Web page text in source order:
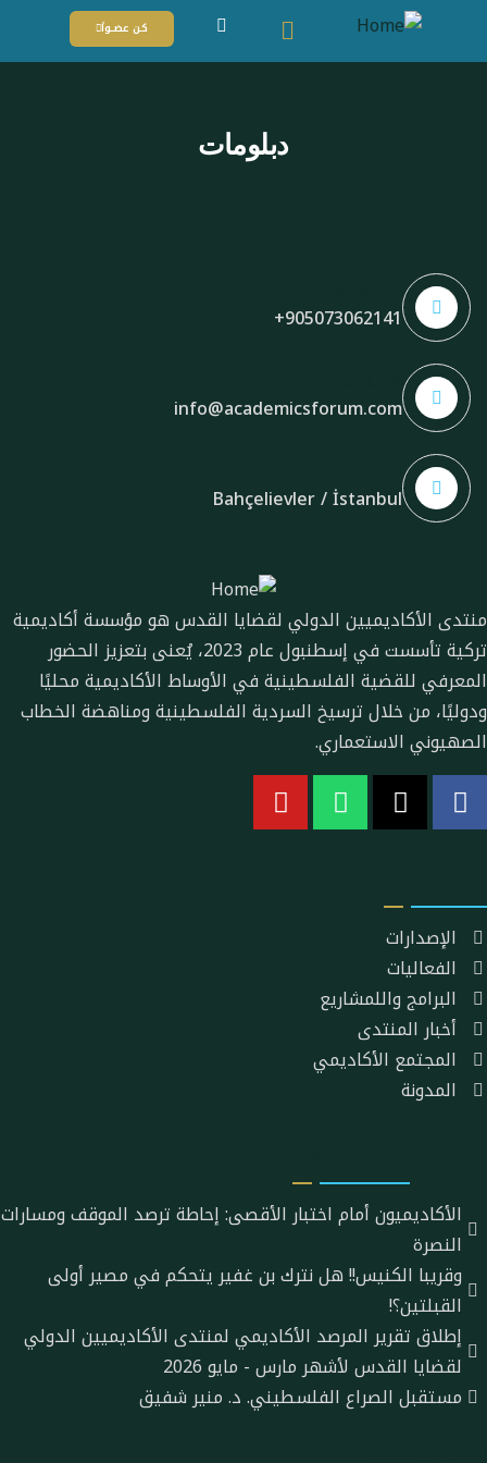
كـن عضـــواً
دبلومات
905073062141+
info@academicsforum.com
Bahçelievler / İstanbul
منتدى الأكاديميين الدولي لقضايا القدس هو مؤسسة أكاديمية
تركية تأسست في إسطنبول عام 2023، يُعنى بتعزيز الحضور
المعرفي للقضية الفلسطينية في الأوساط الأكاديمية محليًا
ودوليًا، من خلال ترسيخ السردية الفلسطينية ومناهضة الخطاب
الصهيوني الاستعماري.
الإصدارات
الفعاليات
البرامج واللمشاريع
أخبار المنتدى
المجتمع الأكاديمي
المدونة
الأكاديميون أمام اختبار الأقصى: إحاطة ترصد الموقف ومسارات
النصرة
وقريبا الكنيس!! هل نترك بن غفير يتحكم في مصير أولى
القبلتين؟!
إطلاق تقرير المرصد الأكاديمي لمنتدى الأكاديميين الدولي
لقضايا القدس لأشهر مارس - مايو 2026
مستقبل الصراع الفلسطيني. د. منير شفيق